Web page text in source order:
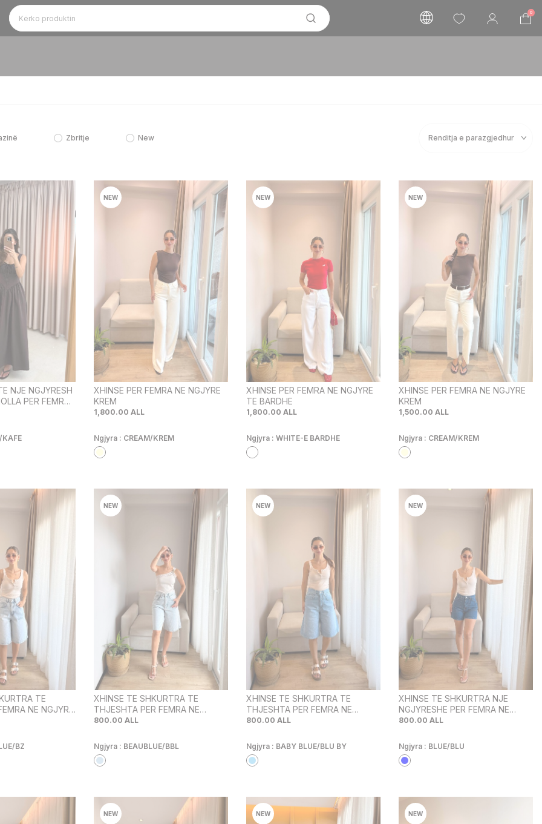
0
Zbritje New
NJE NGJYRESH
PER FEMRA
KAFE
NEW
XHINSE PER FEMRA NE NGJYRE
KREM
1,800.00 ALL
Ngjyra : CREAM/KREM
NEW
XHINSE PER FEMRA NE NGJYRE
TE BARDHE
1,800.00 ALL
Ngjyra : WHITE-E BARDHE
NEW
XHINSE PER FEMRA NE NGJYRE
KREM
1,500.00 ALL
Ngjyra : CREAM/KREM
TE
NE NGJYRE
BZ
NEW
XHINSE TE SHKURTRA TE
THJESHTA PER FEMRA NE
NGJYRE BEABLU
800.00 ALL
Ngjyra : BEAUBLUE/BBL
NEW
XHINSE TE SHKURTRA TE
THJESHTA PER FEMRA NE
NGJYRE BABY BLU
800.00 ALL
Ngjyra : BABY BLUE/BLU BY
NEW
XHINSE TE SHKURTRA NJE
NGJYRESHE PER FEMRA NE
NGJYRE BLU
800.00 ALL
Ngjyra : BLUE/BLU
NEW NEW NEW